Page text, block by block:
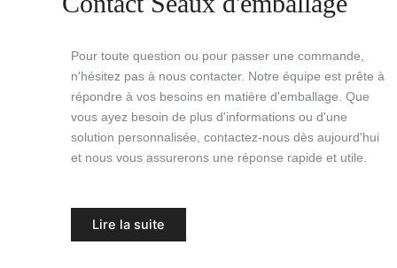
Pour toute question ou pour passer une commande,
n'hésitez pas à nous contacter. Notre équipe est prête à
répondre à vos besoins en matière d'emballage. Que
vous ayez besoin de plus d'informations ou d'une
solution personnalisée, contactez-nous dès aujourd'hui
et nous vous assurerons une réponse rapide et utile.
Lire la suite